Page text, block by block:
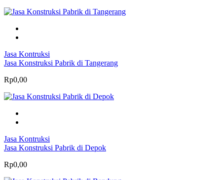
Jasa Kontruksi
Jasa Konstruksi Pabrik di Tangerang
Rp0,00
Jasa Kontruksi
Jasa Konstruksi Pabrik di Depok
Rp0,00